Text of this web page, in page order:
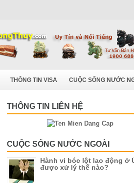
THÔNG TIN VISA CUỘC SỐNG NƯỚC
THÔNG TIN LIÊN HỆ
CUỘC SỐNG NƯỚC NGOÀI
Hành vi bóc lột lao động ở
được xử lý thế nào?